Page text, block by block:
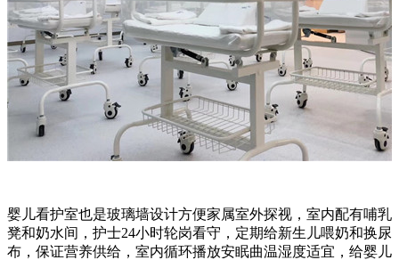
婴儿看护室也是玻璃墙设计方便家属室外探视，室内配有哺乳
凳和奶水间，护士24小时轮岗看守，定期给新生儿喂奶和换尿
布，保证营养供给，室内循环播放安眠曲温湿度适宜，给婴儿